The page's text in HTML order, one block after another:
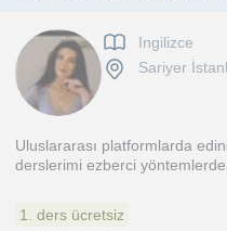
Ingilizce
Sariyer
Uluslararası platformlarda
derslerimi ezberci
1. ders ücretsiz